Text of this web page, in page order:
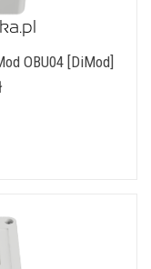
OBU04 [DiMod]